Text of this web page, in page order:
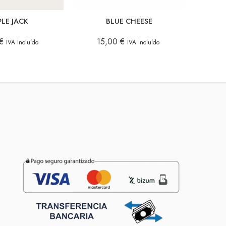
JACK
IVA Incluído
BLUE CHEESE
15,00 € IVA Incluído